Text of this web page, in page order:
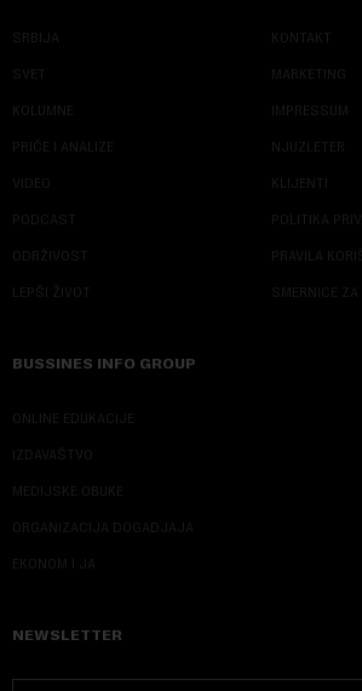
SRBIJA
SVET
KOLUMNE
PRIČE I ANALIZE
VIDEO
PODCAST
ODRŽIVOST
LEPŠI ŽIVOT
KONTAKT
MARKETING
IMPRESSUM
NJUZLETER
KLIJENTI
POLITIKA
PRAVILA
SMERNICE
BUSSINES INFO GROUP
ONLINE EDUKACIJE
IZDAVAŠTVO
MEDIJSKE OBUKE
ORGANIZACIJA DOGADJAJA
EKONOM I JA
NEWSLETTER